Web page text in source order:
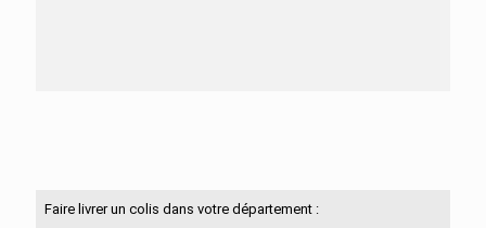
Faire livrer un colis dans votre département :